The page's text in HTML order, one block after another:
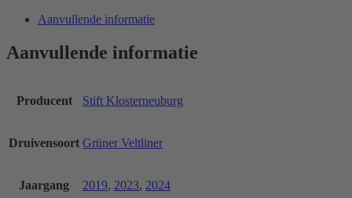
Aanvullende informatie
Aanvullende informatie
Producent Stift Klosterneuburg
Druivensoort Grüner Veltliner
Jaargang 2019, 2023, 2024